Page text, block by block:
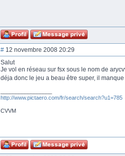
# 12 novembre 2008 20:29
Salut
Je vol en réseau sur fsx sous le nom de
déja donc le jeu a beau être super, il
http://www.pictaero.com/fr/search/search?u1=785
CVVM